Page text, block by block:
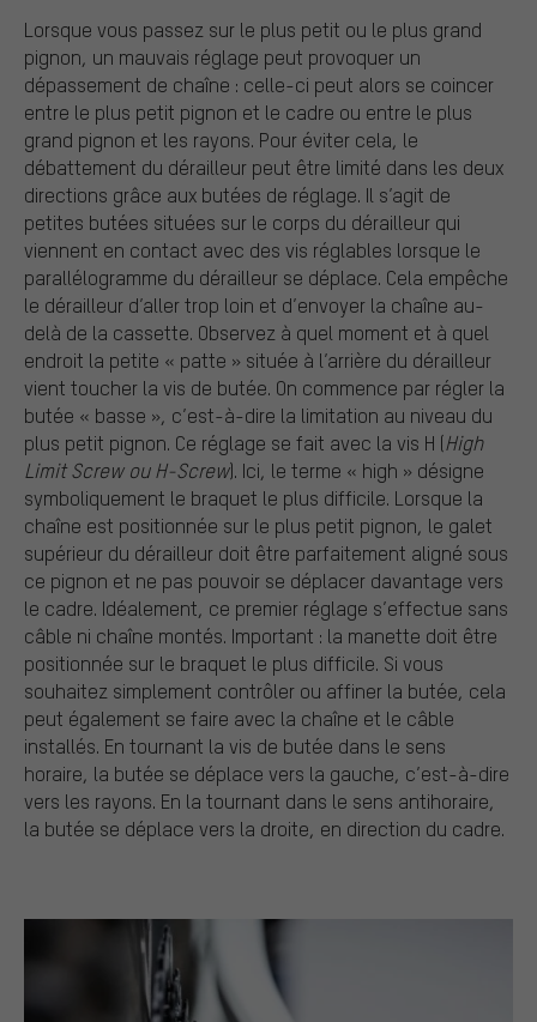
Lorsque vous passez sur le plus petit ou le plus grand
pignon, un mauvais réglage peut provoquer un
dépassement de chaîne : celle-ci peut alors se coincer
entre le plus petit pignon et le cadre ou entre le plus
grand pignon et les rayons. Pour éviter cela, le
débattement du dérailleur peut être limité dans les deux
directions grâce aux butées de réglage. Il s’agit de
petites butées situées sur le corps du dérailleur qui
viennent en contact avec des vis réglables lorsque le
parallélogramme du dérailleur se déplace. Cela empêche
le dérailleur d’aller trop loin et d’envoyer la chaîne au-
delà de la cassette. Observez à quel moment et à quel
endroit la petite « patte » située à l’arrière du dérailleur
vient toucher la vis de butée. On commence par régler la
butée « basse », c’est-à-dire la limitation au niveau du
plus petit pignon. Ce réglage se fait avec la vis H (High
Limit Screw ou H-Screw). Ici, le terme « high » désigne
symboliquement le braquet le plus difficile. Lorsque la
chaîne est positionnée sur le plus petit pignon, le galet
supérieur du dérailleur doit être parfaitement aligné sous
ce pignon et ne pas pouvoir se déplacer davantage vers
le cadre. Idéalement, ce premier réglage s’effectue sans
câble ni chaîne montés. Important : la manette doit être
positionnée sur le braquet le plus difficile. Si vous
souhaitez simplement contrôler ou affiner la butée, cela
peut également se faire avec la chaîne et le câble
installés. En tournant la vis de butée dans le sens
horaire, la butée se déplace vers la gauche, c’est-à-dire
vers les rayons. En la tournant dans le sens antihoraire,
la butée se déplace vers la droite, en direction du cadre.